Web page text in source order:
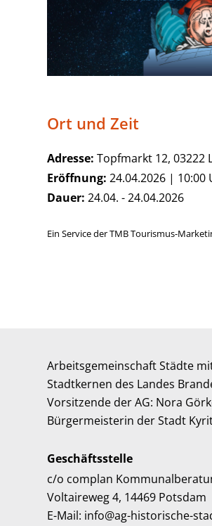
Ort und Zeit
Adresse: Topfmarkt 12, 03222
Eröffnung: 24.04.2026 | 10:00
Dauer: 24.04. - 24.04.2026
Ein Service der TMB Tourismus-
Arbeitsgemeinschaft Städte
Stadtkernen des Landes
Vorsitzende der AG: Nora
Bürgermeisterin der Stadt
Geschäftsstelle
c/o complan
Voltaireweg 4, 14469 Potsdam
E-Mail: info@ag-historische-